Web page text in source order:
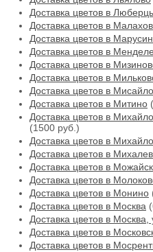
Доставка цветов в
Доставка цветов в
Доставка цветов в
Доставка цветов в
Доставка цветов в
Доставка цветов в
Доставка цветов в
Доставка цветов в Митино
Доставка цветов в
(1500 руб.)
Доставка цветов в
Доставка цветов в
Доставка цветов в Можайск
Доставка цветов в
Доставка цветов в Монино
Доставка цветов в Москва
Доставка цветов в
Доставка цветов в
Доставка цветов в